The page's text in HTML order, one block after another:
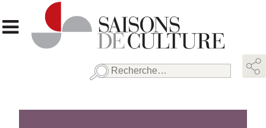
Rechercher :